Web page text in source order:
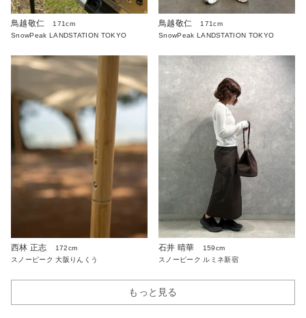
鳥越敬仁
171cm
SnowPeak LANDSTATION TOKYO
鳥越敬仁
171cm
SnowPeak LANDSTATION TOKYO
西林 正志
172cm
スノーピーク 大阪りんくう
石井 晴華
159cm
スノーピーク ルミネ新宿
もっと見る